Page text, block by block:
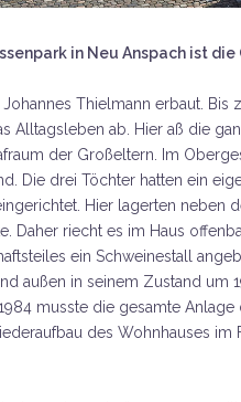
in Neu Anspach ist
Thielmann erbaut. Bis
Alltagsleben ab. Hier aß die
der Großeltern. Im
Die drei Töchter hatten ein
Hier lagerten neben
Daher riecht es im Haus
ein Schweinestall
außen in seinem Zustand um
musste die gesamte
des Wohnhauses im